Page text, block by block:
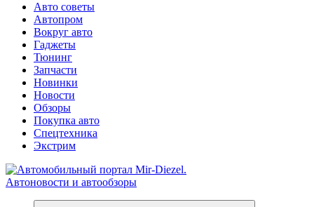
Авто советы
Автопром
Вокруг авто
Гаджеты
Тюнинг
Запчасти
Новинки
Новости
Обзоры
Покупка авто
Спецтехника
Экстрим